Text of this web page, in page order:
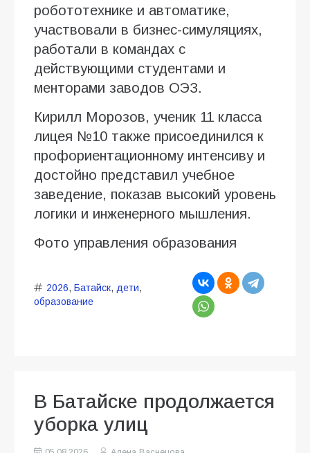
робототехнике и автоматике,
участвовали в бизнес-симуляциях,
работали в командах с
действующими студентами и
менторами заводов ОЭЗ.
Кирилл Морозов, ученик 11 класса
лицея №10 также присоединился к
профориентационному интенсиву и
достойно представил учебное
заведение, показав высокий уровень
логики и инженерного мышления.
Фото управления образования
2026, Батайск, дети,
образование
В Батайске продолжается
уборка улиц